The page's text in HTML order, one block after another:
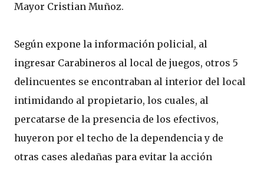
Mayor Cristian Muñoz.
Según expone la información policial, al
ingresar Carabineros al local de juegos, otros 5
delincuentes se encontraban al interior del local
intimidando al propietario, los cuales, al
percatarse de la presencia de los efectivos,
huyeron por el techo de la dependencia y de
otras cases aledañas para evitar la acción